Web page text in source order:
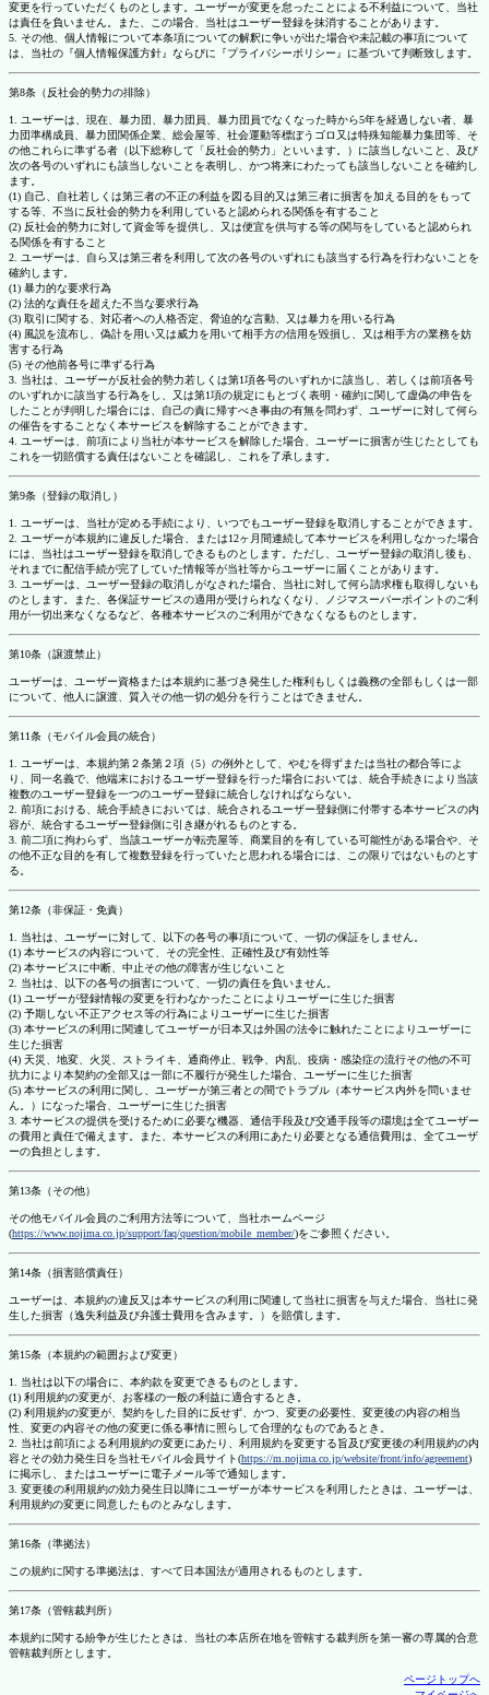
変更を行っていただくものとします。ユーザーが変更を怠ったことによる不利益について、当社
は責任を負いません。また、この場合、当社はユーザー登録を抹消することがあります。
5. その他、個人情報について本条項についての解釈に争いが出た場合や未記載の事項について
は、当社の『個人情報保護方針』ならびに『プライバシーポリシー』に基づいて判断致します。
第8条（反社会的勢力の排除）
1. ユーザーは、現在、暴力団、暴力団員、暴力団員でなくなった時から5年を経過しない者、暴
力団準構成員、暴力団関係企業、総会屋等、社会運動等標ぼうゴロ又は特殊知能暴力集団等、そ
の他これらに準ずる者（以下総称して「反社会的勢力」といいます。）に該当しないこと、及び
次の各号のいずれにも該当しないことを表明し、かつ将来にわたっても該当しないことを確約し
ます。
(1) 自己、自社若しくは第三者の不正の利益を図る目的又は第三者に損害を加える目的をもって
する等、不当に反社会的勢力を利用していると認められる関係を有すること
(2) 反社会的勢力に対して資金等を提供し、又は便宜を供与する等の関与をしていると認められ
る関係を有すること
2. ユーザーは、自ら又は第三者を利用して次の各号のいずれにも該当する行為を行わないことを
確約します。
(1) 暴力的な要求行為
(2) 法的な責任を超えた不当な要求行為
(3) 取引に関する、対応者への人格否定、脅迫的な言動、又は暴力を用いる行為
(4) 風説を流布し、偽計を用い又は威力を用いて相手方の信用を毀損し、又は相手方の業務を妨
害する行為
(5) その他前各号に準ずる行為
3. 当社は、ユーザーが反社会的勢力若しくは第1項各号のいずれかに該当し、若しくは前項各号
のいずれかに該当する行為をし、又は第1項の規定にもとづく表明・確約に関して虚偽の申告を
したことが判明した場合には、自己の責に帰すべき事由の有無を問わず、ユーザーに対して何ら
の催告をすることなく本サービスを解除することができます。
4. ユーザーは、前項により当社が本サービスを解除した場合、ユーザーに損害が生じたとしても
これを一切賠償する責任はないことを確認し、これを了承します。
第9条（登録の取消し）
1. ユーザーは、当社が定める手続により、いつでもユーザー登録を取消しすることができます。
2. ユーザーが本規約に違反した場合、または12ヶ月間連続して本サービスを利用しなかった場合
には、当社はユーザー登録を取消しできるものとします。ただし、ユーザー登録の取消し後も、
それまでに配信手続が完了していた情報等が当社等からユーザーに届くことがあります。
3. ユーザーは、ユーザー登録の取消しがなされた場合、当社に対して何ら請求権も取得しないも
のとします。また、各保証サービスの適用が受けられなくなり、ノジマスーパーポイントのご利
用が一切出来なくなるなど、各種本サービスのご利用ができなくなるものとします。
第10条（譲渡禁止）
ユーザーは、ユーザー資格または本規約に基づき発生した権利もしくは義務の全部もしくは一部
について、他人に譲渡、質入その他一切の処分を行うことはできません。
第11条（モバイル会員の統合）
1. ユーザーは、本規約第２条第２項（5）の例外として、やむを得ずまたは当社の都合等によ
り、同一名義で、他端末におけるユーザー登録を行った場合においては、統合手続きにより当該
複数のユーザー登録を一つのユーザー登録に統合しなければならない。
2. 前項における、統合手続きにおいては、統合されるユーザー登録側に付帯する本サービスの内
容が、統合するユーザー登録側に引き継がれるものとする。
3. 前二項に拘わらず、当該ユーザーが転売屋等、商業目的を有している可能性がある場合や、そ
の他不正な目的を有して複数登録を行っていたと思われる場合には、この限りではないものとす
る。
第12条（非保証・免責）
1. 当社は、ユーザーに対して、以下の各号の事項について、一切の保証をしません。
(1) 本サービスの内容について、その完全性、正確性及び有効性等
(2) 本サービスに中断、中止その他の障害が生じないこと
2. 当社は、以下の各号の損害について、一切の責任を負いません。
(1) ユーザーが登録情報の変更を行わなかったことによりユーザーに生じた損害
(2) 予期しない不正アクセス等の行為によりユーザーに生じた損害
(3) 本サービスの利用に関連してユーザーが日本又は外国の法令に触れたことによりユーザーに
生じた損害
(4) 天災、地変、火災、ストライキ、通商停止、戦争、内乱、疫病・感染症の流行その他の不可
抗力により本契約の全部又は一部に不履行が発生した場合、ユーザーに生じた損害
(5) 本サービスの利用に関し、ユーザーが第三者との間でトラブル（本サービス内外を問いませ
ん。）になった場合、ユーザーに生じた損害
3. 本サービスの提供を受けるために必要な機器、通信手段及び交通手段等の環境は全てユーザー
の費用と責任で備えます。また、本サービスの利用にあたり必要となる通信費用は、全てユーザ
ーの負担とします。
第13条（その他）
その他モバイル会員のご利用方法等について、当社ホームページ
(https://www.nojima.co.jp/support/faq/question/mobile_member/)をご参照ください。
第14条（損害賠償責任）
ユーザーは、本規約の違反又は本サービスの利用に関連して当社に損害を与えた場合、当社に発
生した損害（逸失利益及び弁護士費用を含みます。）を賠償します。
第15条（本規約の範囲および変更）
1. 当社は以下の場合に、本約款を変更できるものとします。
(1) 利用規約の変更が、お客様の一般の利益に適合するとき。
(2) 利用規約の変更が、契約をした目的に反せず、かつ、変更の必要性、変更後の内容の相当
性、変更の内容その他の変更に係る事情に照らして合理的なものであるとき。
2. 当社は前項による利用規約の変更にあたり、利用規約を変更する旨及び変更後の利用規約の内
容とその効力発生日を当社モバイル会員サイト(https://m.nojima.co.jp/website/front/info/agreement)
に掲示し、またはユーザーに電子メール等で通知します。
3. 変更後の利用規約の効力発生日以降にユーザーが本サービスを利用したときは、ユーザーは、
利用規約の変更に同意したものとみなします。
第16条（準拠法）
この規約に関する準拠法は、すべて日本国法が適用されるものとします。
第17条（管轄裁判所）
本規約に関する紛争が生じたときは、当社の本店所在地を管轄する裁判所を第一審の専属的合意
管轄裁判所とします。
ページトップへ